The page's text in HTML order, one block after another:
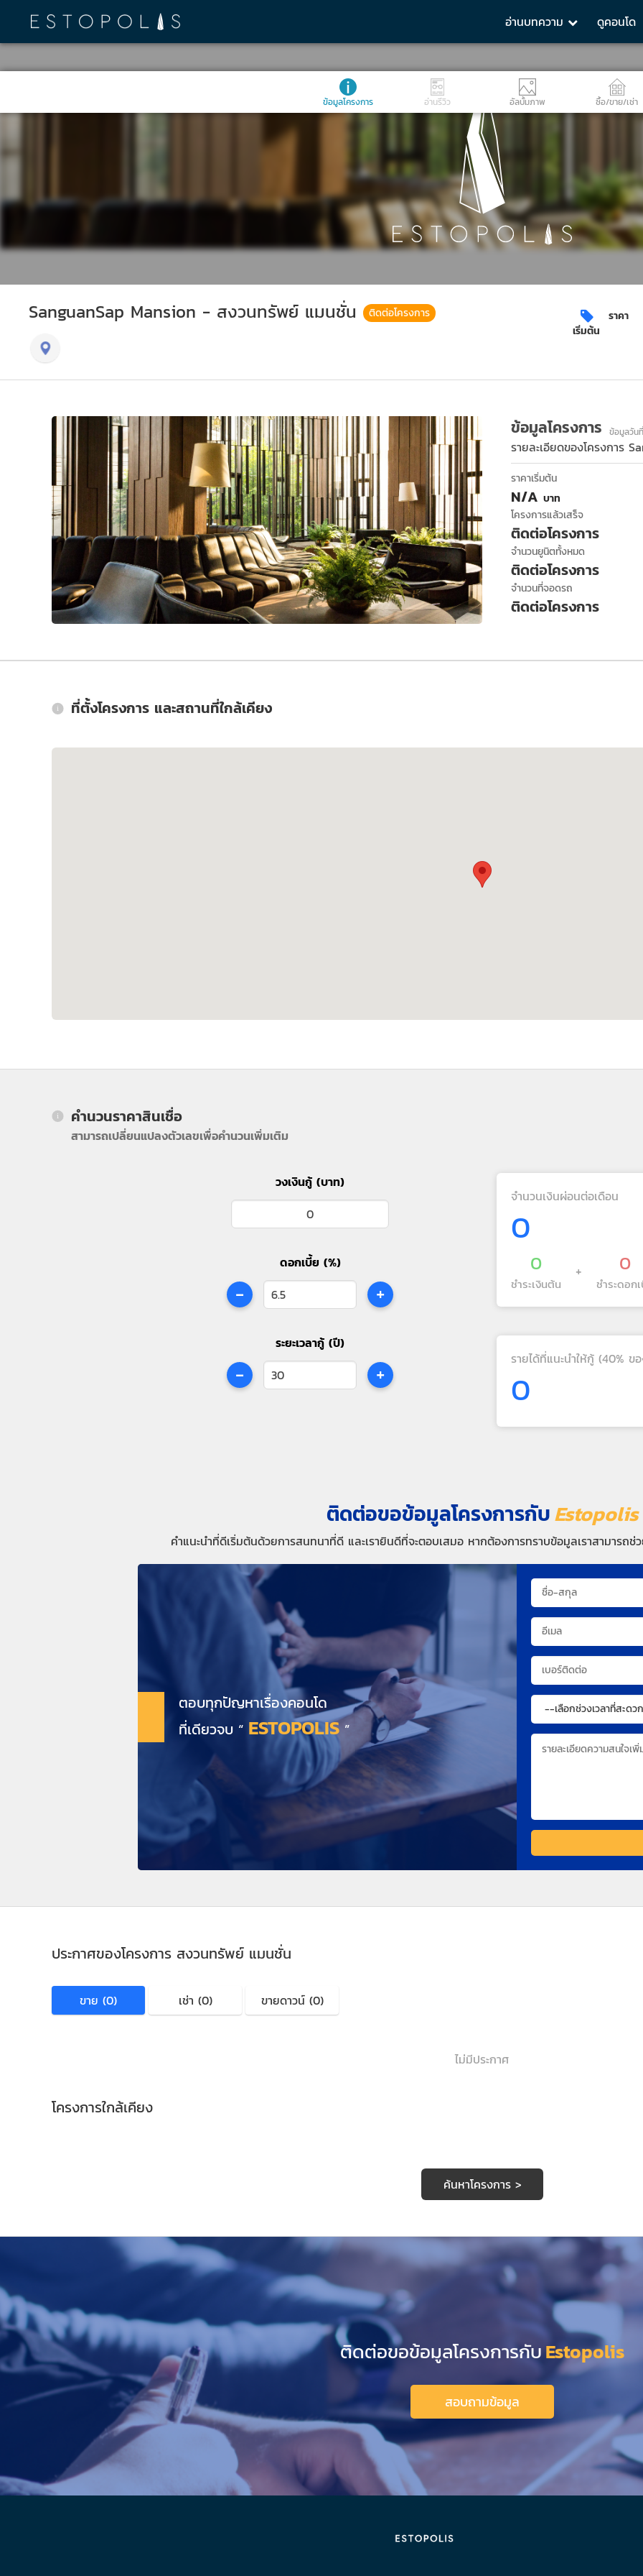
อ่านบทความ ดูคอนโด
ข้อมูลโครงการ อ่านรีวิว อัลบั้มภาพ ซื้อ/ขาย/เช่า
SanguanSap Mansion - สงวนทรัพย์ แมนชั่น ติดต่อโครงการ
ราคา
เริ่มต้น
ข้อมูลโครงการ ข้อมูลวัน
รายละเอียดของโครงการ
ราคาเริ่มต้น
N/A บาท
โครงการแล้วเสร็จ
ติดต่อโครงการ
จำนวนยูนิตทั้งหมด
ติดต่อโครงการ
จำนวนที่จอดรถ
ติดต่อโครงการ
ที่ตั้งโครงการ และสถานที่ใกล้เคียง
คำนวนราคาสินเชื่อ
สามารถเปลี่ยนแปลงตัวเลขเพื่อคำนวนเพิ่มเติม
วงเงินกู้ (บาท)
ดอกเบี้ย (%)
- +
ระยะเวลากู้ (ปี)
- +
จำนวนเงินผ่อนต่อเดือน
0
0
ชำระเงินต้น
+ 0
ชำระดอก
รายได้ที่แนะนำให้กู้ (40% ข
0
ติดต่อขอข้อมูลโครงการกับEstopolis
คำแนะนำที่ดีเริ่มต้นด้วยการสนทนาที่ดี และเรายินดีที่จะตอบเสมอ หากต้องการทราบข้อมูลเราสามารถ
ตอบทุกปัญหาเรื่องคอนโด
ที่เดียวจบ “ ESTOPOLIS”
ประกาศของโครงการ สงวนทรัพย์ แมนชั่น
ขาย (0) เช่า (0) ขายดาวน์ (0)
ไม่มีประกาศ
โครงการใกล้เคียง
ค้นหาโครงการ >
ติดต่อขอข้อมูลโครงการกับEstopolis
สอบถามข้อมูล